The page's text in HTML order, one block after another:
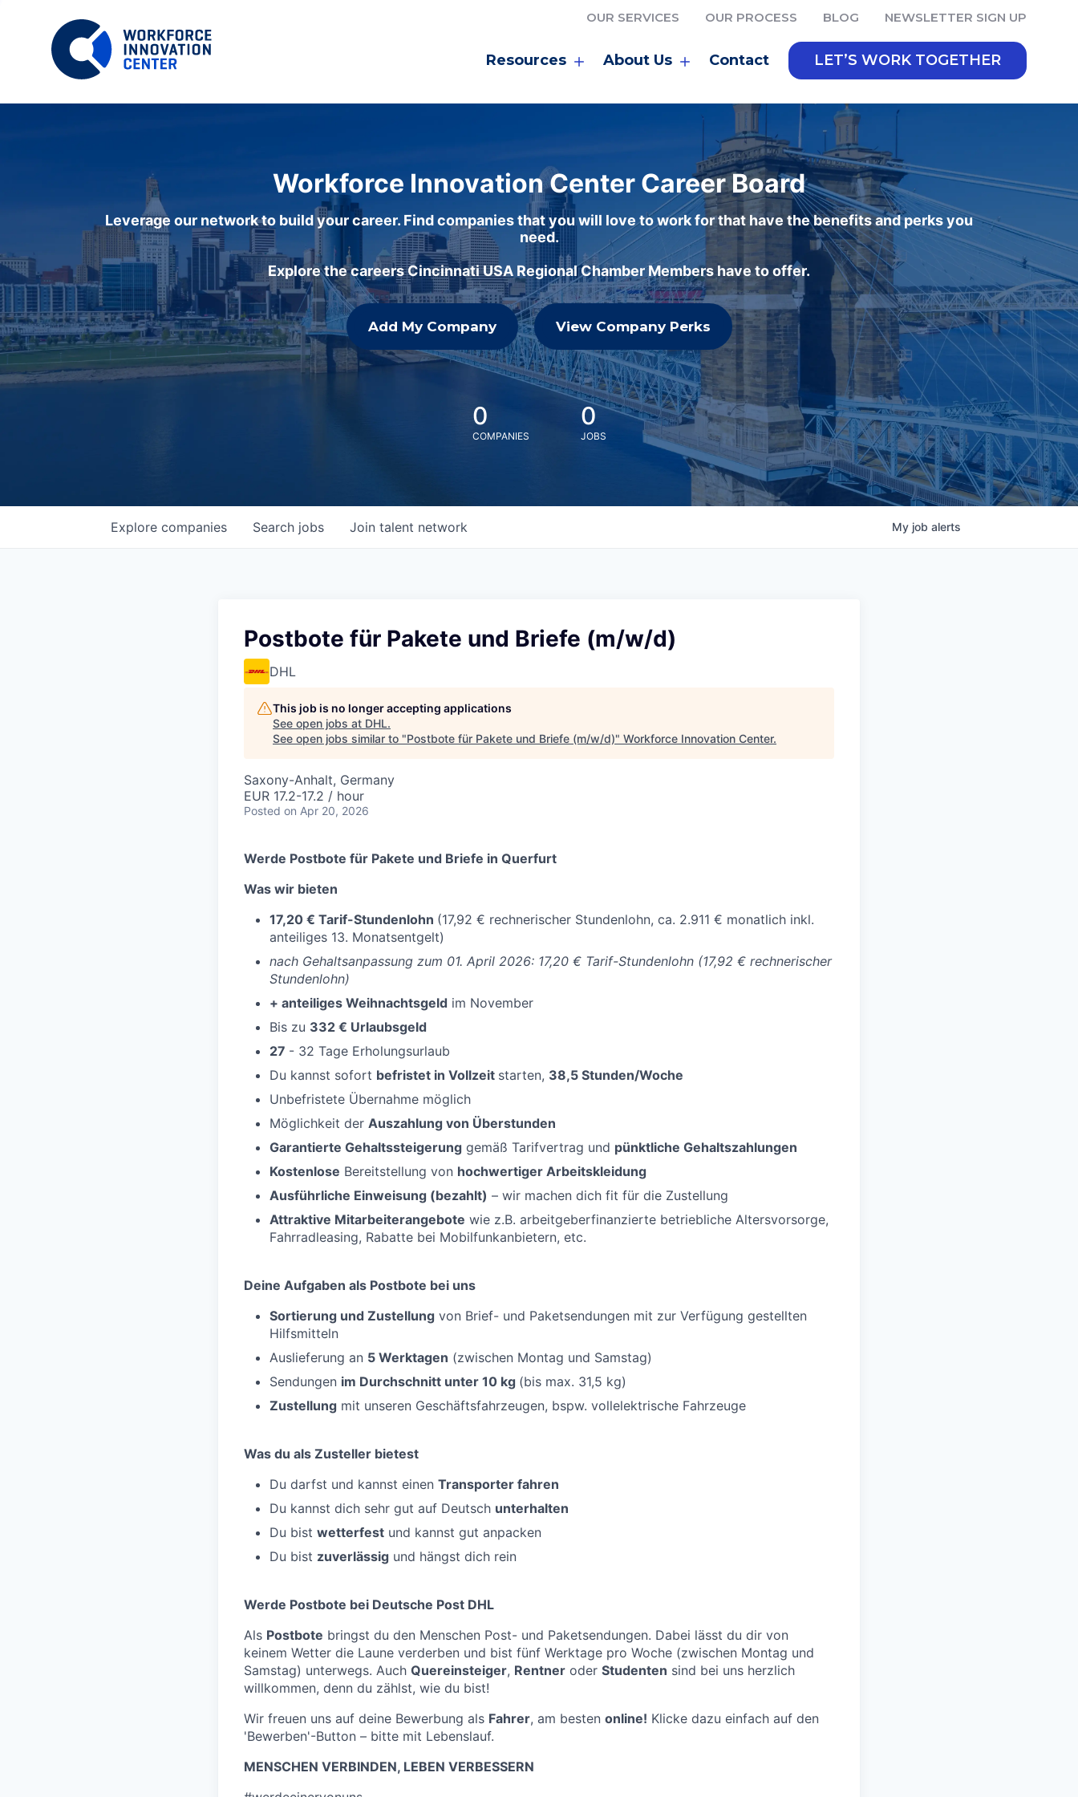
OUR SERVICES OUR PROCESS BLOG NEWSLETTER SIGN UP
Resources About Us Contact LET’S WORK TOGETHER
Workforce Innovation Center Career Board
Leverage our network to build your career. Find companies that you will love to work for that have the benefits and perks you
need.
Explore the careers Cincinnati USA Regional Chamber Members have to offer.
Add My Company View Company Perks
0
COMPANIES
0
JOBS
Search jobs
Explore companies Join talent network My job alerts
Postbote für Pakete und Briefe (m/w/d)
DHL
This job is no longer accepting applications
See open jobs at DHL.
See open jobs similar to "Postbote für Pakete und Briefe (m/w/d)" Workforce Innovation Center.
Saxony-Anhalt, Germany
EUR 17.2-17.2 / hour
Posted on Apr 20, 2026
Werde Postbote für Pakete und Briefe in Querfurt
Was wir bieten
17,20 € Tarif-Stundenlohn (17,92 € rechnerischer Stundenlohn, ca. 2.911 € monatlich inkl.
anteiliges 13. Monatsentgelt)
nach Gehaltsanpassung zum 01. April 2026: 17,20 € Tarif-Stundenlohn (17,92 € rechnerischer
Stundenlohn)
+ anteiliges Weihnachtsgeld im November
Bis zu 332 € Urlaubsgeld
27 - 32 Tage Erholungsurlaub
Du kannst sofort befristet in Vollzeit starten, 38,5 Stunden/Woche
Unbefristete Übernahme möglich
Möglichkeit der Auszahlung von Überstunden
Garantierte Gehaltssteigerung gemäß Tarifvertrag und pünktliche Gehaltszahlungen
Kostenlose Bereitstellung von hochwertiger Arbeitskleidung
Ausführliche Einweisung (bezahlt) – wir machen dich fit für die Zustellung
Attraktive Mitarbeiterangebote wie z.B. arbeitgeberfinanzierte betriebliche Altersvorsorge,
Fahrradleasing, Rabatte bei Mobilfunkanbietern, etc.
Deine Aufgaben als Postbote bei uns
Sortierung und Zustellung von Brief- und Paketsendungen mit zur Verfügung gestellten
Hilfsmitteln
Auslieferung an 5 Werktagen (zwischen Montag und Samstag)
Sendungen im Durchschnitt unter 10 kg (bis max. 31,5 kg)
Zustellung mit unseren Geschäftsfahrzeugen, bspw. vollelektrische Fahrzeuge
Was du als Zusteller bietest
Du darfst und kannst einen Transporter fahren
Du kannst dich sehr gut auf Deutsch unterhalten
Du bist wetterfest und kannst gut anpacken
Du bist zuverlässig und hängst dich rein
Werde Postbote bei Deutsche Post DHL
Als Postbote bringst du den Menschen Post- und Paketsendungen. Dabei lässt du dir von
keinem Wetter die Laune verderben und bist fünf Werktage pro Woche (zwischen Montag und
Samstag) unterwegs. Auch Quereinsteiger, Rentner oder Studenten sind bei uns herzlich
willkommen, denn du zählst, wie du bist!
Wir freuen uns auf deine Bewerbung als Fahrer, am besten online! Klicke dazu einfach auf den
'Bewerben'-Button – bitte mit Lebenslauf.
MENSCHEN VERBINDEN, LEBEN VERBESSERN